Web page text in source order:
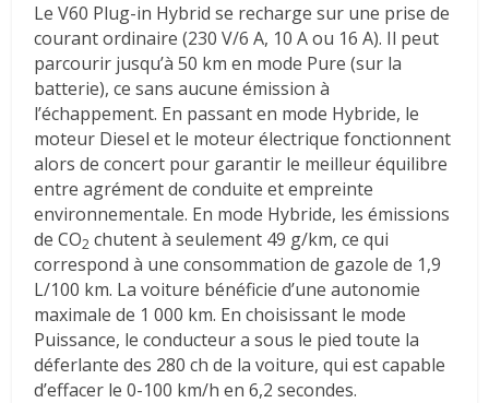
Le V60 Plug-in Hybrid se recharge sur une prise de
courant ordinaire (230 V/6 A, 10 A ou 16 A). Il peut
parcourir jusqu’à 50 km en mode Pure (sur la
batterie), ce sans aucune émission à
l’échappement. En passant en mode Hybride, le
moteur Diesel et le moteur électrique fonctionnent
alors de concert pour garantir le meilleur équilibre
entre agrément de conduite et empreinte
environnementale. En mode Hybride, les émissions
de CO2 chutent à seulement 49 g/km, ce qui
correspond à une consommation de gazole de 1,9
L/100 km. La voiture bénéficie d’une autonomie
maximale de 1 000 km. En choisissant le mode
Puissance, le conducteur a sous le pied toute la
déferlante des 280 ch de la voiture, qui est capable
d’effacer le 0-100 km/h en 6,2 secondes.